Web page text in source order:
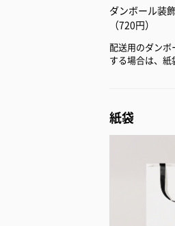
ダンボール装
（720円）
配送用のダンボ
する場合は、紙
紙袋